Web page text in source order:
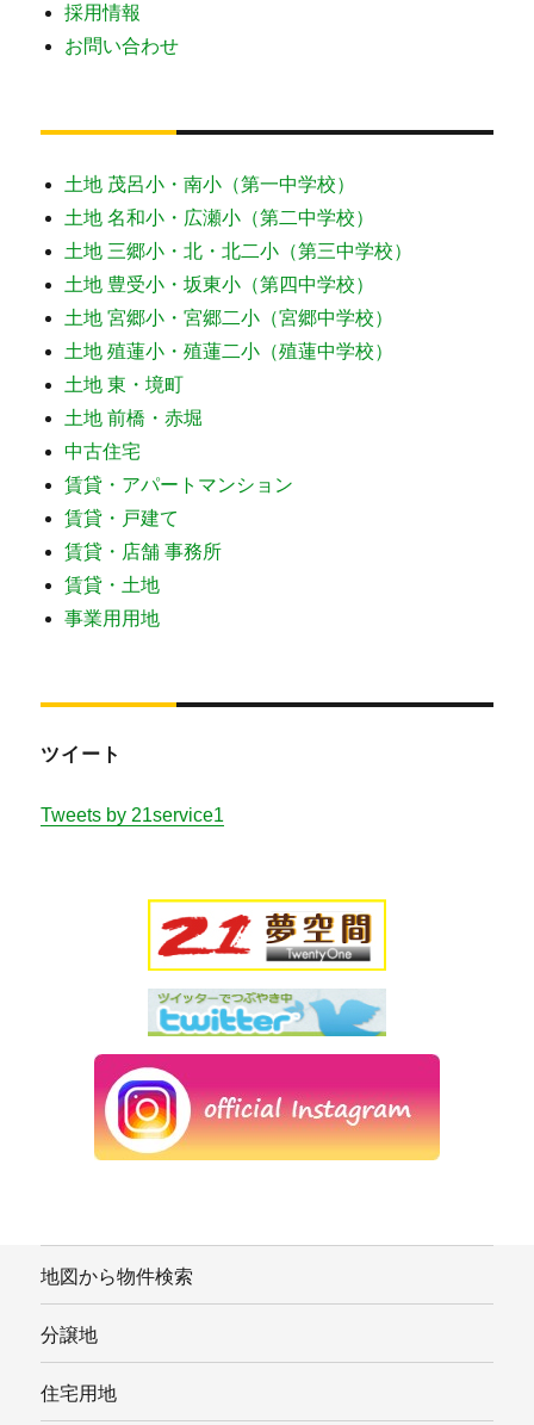
採用情報
お問い合わせ
土地 茂呂小・南小（第一中学校）
土地 名和小・広瀬小（第二中学校）
土地 三郷小・北・北二小（第三中学校）
土地 豊受小・坂東小（第四中学校）
土地 宮郷小・宮郷二小（宮郷中学校）
土地 殖蓮小・殖蓮二小（殖蓮中学校）
土地 東・境町
土地 前橋・赤堀
中古住宅
賃貸・アパートマンション
賃貸・戸建て
賃貸・店舗 事務所
賃貸・土地
事業用用地
ツイート
Tweets by 21service1
地図から物件検索
分譲地
住宅用地